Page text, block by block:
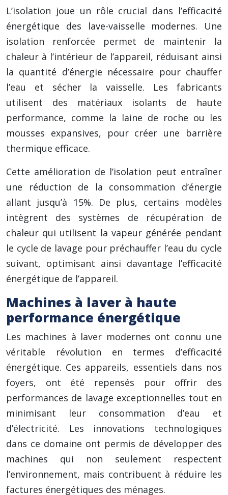
L’isolation joue un rôle crucial dans l’efficacité
énergétique des lave-vaisselle modernes. Une
isolation renforcée permet de maintenir la
chaleur à l’intérieur de l’appareil, réduisant ainsi
la quantité d’énergie nécessaire pour chauffer
l’eau et sécher la vaisselle. Les fabricants
utilisent des matériaux isolants de haute
performance, comme la laine de roche ou les
mousses expansives, pour créer une barrière
thermique efficace.
Cette amélioration de l’isolation peut entraîner
une réduction de la consommation d’énergie
allant jusqu’à 15%. De plus, certains modèles
intègrent des systèmes de récupération de
chaleur qui utilisent la vapeur générée pendant
le cycle de lavage pour préchauffer l’eau du cycle
suivant, optimisant ainsi davantage l’efficacité
énergétique de l’appareil.
Machines à laver à haute
performance énergétique
Les machines à laver modernes ont connu une
véritable révolution en termes d’efficacité
énergétique. Ces appareils, essentiels dans nos
foyers, ont été repensés pour offrir des
performances de lavage exceptionnelles tout en
minimisant leur consommation d’eau et
d’électricité. Les innovations technologiques
dans ce domaine ont permis de développer des
machines qui non seulement respectent
l’environnement, mais contribuent à réduire les
factures énergétiques des ménages.